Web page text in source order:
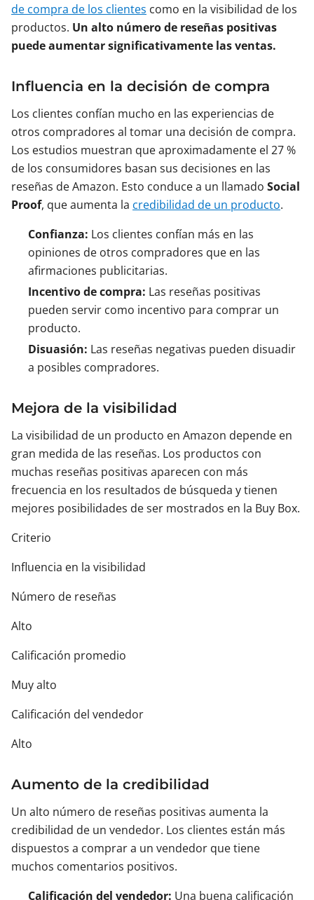
de compra de los clientes como en la visibilidad de los
productos. Un alto número de reseñas positivas
puede aumentar significativamente las ventas.
Influencia en la decisión de compra
Los clientes confían mucho en las experiencias de
otros compradores al tomar una decisión de compra.
Los estudios muestran que aproximadamente el 27 %
de los consumidores basan sus decisiones en las
reseñas de Amazon. Esto conduce a un llamado Social
Proof, que aumenta la credibilidad de un producto.
Confianza: Los clientes confían más en las
opiniones de otros compradores que en las
afirmaciones publicitarias.
Incentivo de compra: Las reseñas positivas
pueden servir como incentivo para comprar un
producto.
Disuasión: Las reseñas negativas pueden disuadir
a posibles compradores.
Mejora de la visibilidad
La visibilidad de un producto en Amazon depende en
gran medida de las reseñas. Los productos con
muchas reseñas positivas aparecen con más
frecuencia en los resultados de búsqueda y tienen
mejores posibilidades de ser mostrados en la Buy Box.
Criterio
Influencia en la visibilidad
Número de reseñas
Alto
Calificación promedio
Muy alto
Calificación del vendedor
Alto
Aumento de la credibilidad
Un alto número de reseñas positivas aumenta la
credibilidad de un vendedor. Los clientes están más
dispuestos a comprar a un vendedor que tiene
muchos comentarios positivos.
Calificación del vendedor: Una buena calificación